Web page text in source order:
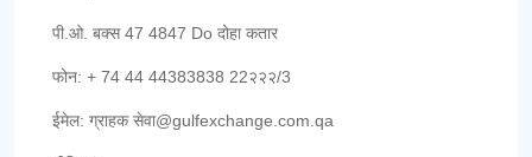
पी.ओ. बक्स 47 4847 Do दोहा कतार
फोन: + 74 44 44383838 22२२२/3
ईमेल: ग्राहक सेवा@gulfexchange.com.qa